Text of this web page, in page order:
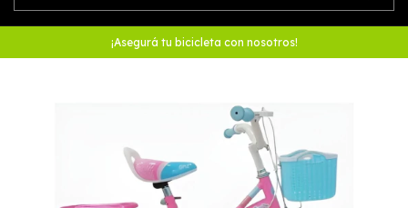
¡Asegurá tu bicicleta con nosotros!